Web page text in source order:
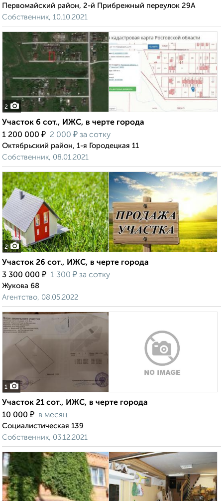
Первомайский район, 2-й Прибрежный переулок 29А
Собственник, 10.10.2021
2
Участок 6 сот., ИЖС, в черте города
1 200 000 ₽ 2 000 ₽ за сотку
Октябрьский район, 1-я Городецкая 11
Собственник, 08.01.2021
2
Участок 26 сот., ИЖС, в черте города
3 300 000 ₽ 1 300 ₽ за сотку
Жукова 68
Агентство, 08.05.2022
1
Участок 21 сот., ИЖС, в черте города
10 000 ₽ в месяц
Социалистическая 139
Собственник, 03.12.2021